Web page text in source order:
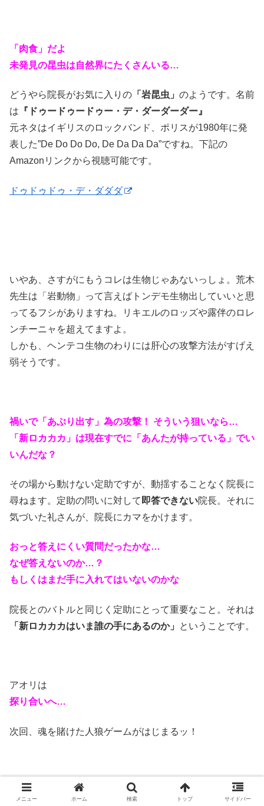
「肉食」だよ
未発見の昆虫は自然界にたくさんいる…
どうやら院長がお気に入りの 「岩昆虫」 のようです。名前
は 『ドゥードゥードゥー・デ・ダーダーダー』
元ネタはイギリスのロックバンド、ポリスが1980年に発
表した”De Do Do Do, De Da Da Da”ですね。下記の
Amazonリンクから視聴可能です。
ドゥドゥドゥ・デ・ダダダ
いやあ、さすがにもうコレは生物じゃあないっしょ。荒木
先生は「岩動物」って言えばトンデモ生物出していいと思
ってるフシがありますね。リキエルのロッズや露伴のロレ
ンチーニャを超えてますよ。
しかも、ヘンテコ生物のわりには肝心の攻撃方法がすげえ
弱そうです。
禍いで「あぶり出す」為の攻撃！ そういう狙いなら…
「新ロカカカ」は現在すでに「あんたが持っている」でい
いんだな？
その場から動けない定助ですが、動揺することなく院長に
尋ねます。定助の問いに対して 即答できない院長。それに
気づいた礼さんが、院長にカマをかけます。
おっと答えにくい質問だったかな…
なぜ答えないのか…？
もしくはまだ手に入れてはいないのかな
院長とのバトルと同じく定助にとって重要なこと。それは
「新ロカカカはいま誰の手にあるのか」
ということです。
アオリは
探り合いへ…
次回、魂を賭けた人狼ゲームがはじまるッ！
そして後日、礼さんは康穂ちゃんから「東方邸が怪しいっ
メニュー ホーム 検索 トップ サイドバー